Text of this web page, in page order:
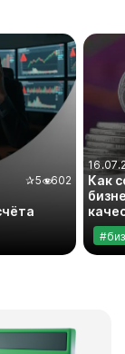
✰5 602
Как